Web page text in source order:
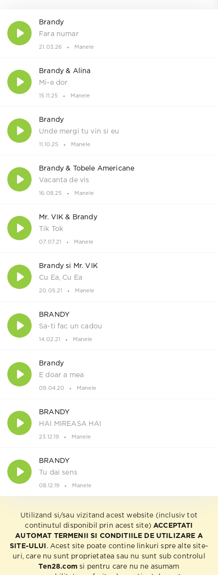
Brandy
Fara numar
21.03.26 Manele
Brandy & Alina
Mi-e dor
15.11.25 Manele
Brandy
Unde mergi tu vin si eu
11.10.25 Manele
Brandy & Tobele Americane
Vacanta de vis
16.08.25 Manele
Mr. VIK & Brandy
Tik Tok
07.07.21 Manele
Brandy si Mr. VIK
Cu Ea, Cu Ea
20.05.21 Manele
BRANDY
Sa-ti fac un cadou
14.02.21 Manele
Brandy
E doar a mea
09.04.20 Manele
BRANDY
HAI MIREASA HAI
23.12.19 Manele
BRANDY
Tu dai sens
08.12.19 Manele
Utilizand si/sau vizitand acest website (inclusiv tot
continutul disponibil prin acest site) ACCEPTATI
AUTOMAT TERMENII SI CONDITIILE DE UTILIZARE A
SITE-ULUI
. Acest site poate contine linkuri spre alte site-
uri, care nu sunt proprietatea sau nu sunt sub controlul
Ten28.comsi pentru care nu ne asumam